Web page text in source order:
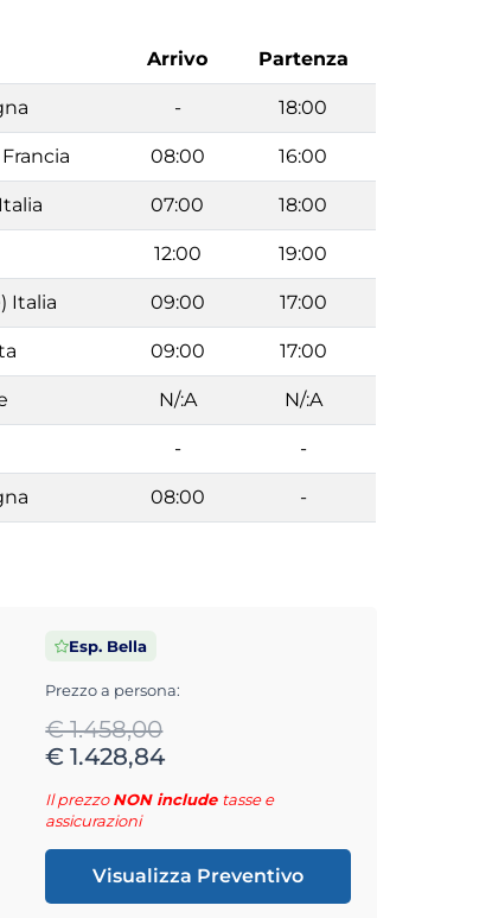
Arrivo Partenza
- 18:00
08:00 16:00
07:00 18:00
12:00 19:00
Italia 09:00 17:00
09:00 17:00
N/:A N/:A
- -
08:00 -
Esp. Bella
Prezzo a persona:
€ 1.458,00
€ 1.428,84
Il prezzoNON include tasse e
assicurazioni
Visualizza Preventivo